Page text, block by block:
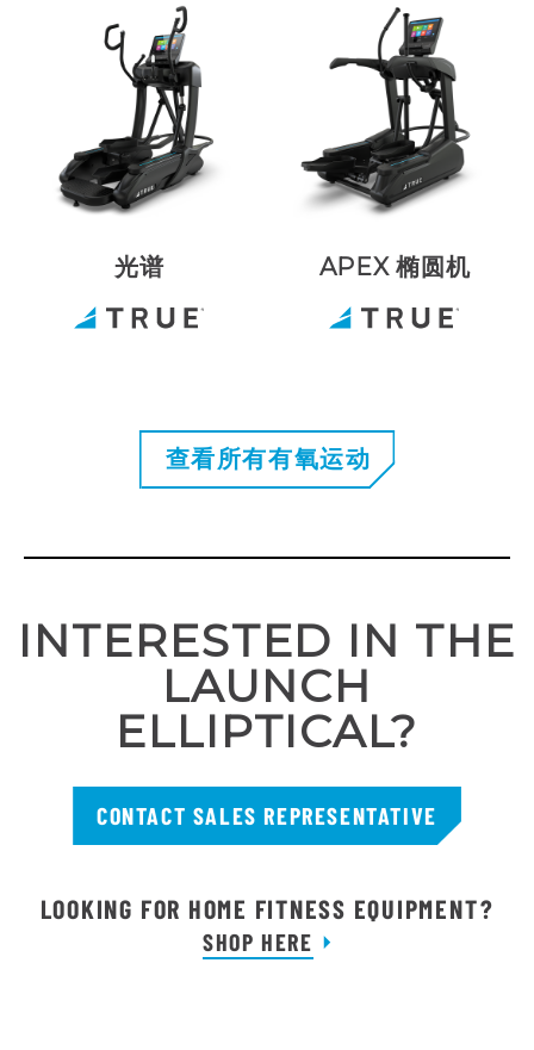
光谱 APEX 椭圆机
查看所有有氧运动
INTERESTED IN THE
LAUNCH
ELLIPTICAL?
CONTACT SALES REPRESENTATIVE
LOOKING FOR HOME FITNESS EQUIPMENT?
SHOP HERE